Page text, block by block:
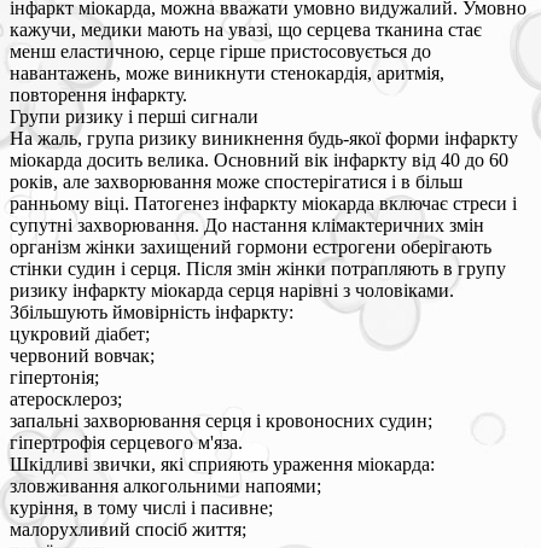
інфаркт міокарда, можна вважати умовно видужалий. Умовно
кажучи, медики мають на увазі, що серцева тканина стає
менш еластичною, серце гірше пристосовується до
навантажень, може виникнути стенокардія, аритмія,
повторення інфаркту.
Групи ризику і перші сигнали
На жаль, група ризику виникнення будь-якої форми інфаркту
міокарда досить велика. Основний вік інфаркту від 40 до 60
років, але захворювання може спостерігатися і в більш
ранньому віці. Патогенез інфаркту міокарда включає стреси і
супутні захворювання. До настання клімактеричних змін
організм жінки захищений гормони естрогени оберігають
стінки судин і серця. Після змін жінки потрапляють в групу
ризику інфаркту міокарда серця нарівні з чоловіками.
Збільшують ймовірність інфаркту:
цукровий діабет;
червоний вовчак;
гіпертонія;
атеросклероз;
запальні захворювання серця і кровоносних судин;
гіпертрофія серцевого м'яза.
Шкідливі звички, які сприяють ураження міокарда:
зловживання алкогольними напоями;
куріння, в тому числі і пасивне;
малорухливий спосіб життя;